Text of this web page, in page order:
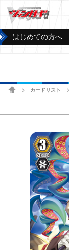
はじめての方へ
ホームカードリスト